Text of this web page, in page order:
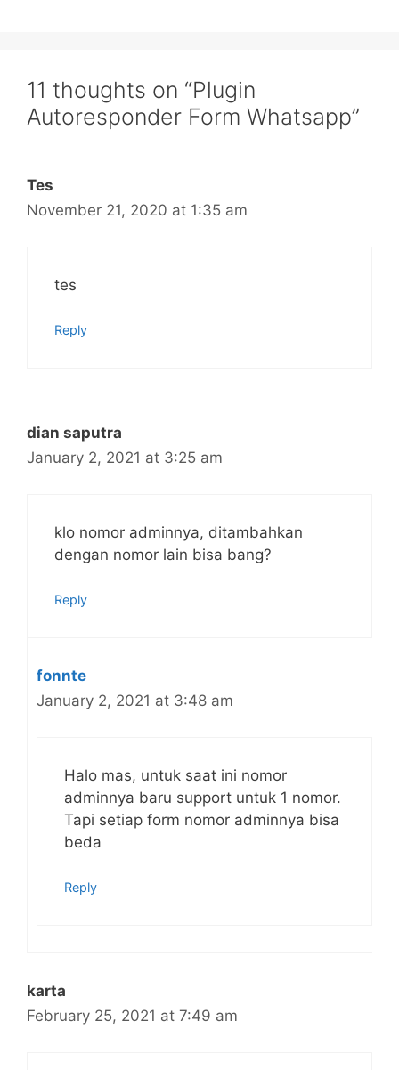
11 thoughts on “Plugin
Autoresponder Form Whatsapp”
Tes
November 21, 2020 at 1:35 am
tes
Reply
dian saputra
January 2, 2021 at 3:25 am
klo nomor adminnya, ditambahkan
dengan nomor lain bisa bang?
Reply
fonnte
January 2, 2021 at 3:48 am
Halo mas, untuk saat ini nomor
adminnya baru support untuk 1 nomor.
Tapi setiap form nomor adminnya bisa
beda
Reply
karta
February 25, 2021 at 7:49 am